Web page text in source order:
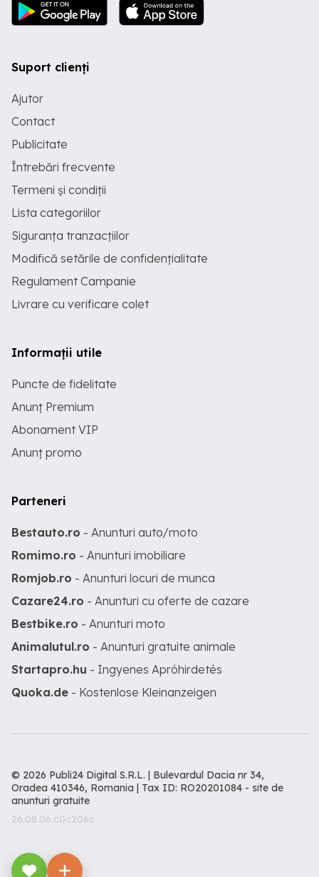
Suport clienți
Ajutor
Contact
Publicitate
Întrebări frecvente
Termeni și condiții
Lista categoriilor
Siguranța tranzacțiilor
Modifică setările de confidențialitate
Regulament Campanie
Livrare cu verificare colet
Informații utile
Puncte de fidelitate
Anunț Premium
Abonament VIP
Anunț promo
Parteneri
Bestauto.ro - Anunturi auto/moto
Romimo.ro - Anunturi imobiliare
Romjob.ro - Anunturi locuri de munca
Cazare24.ro - Anunturi cu oferte de cazare
Bestbike.ro - Anunturi moto
Animalutul.ro - Anunturi gratuite animale
Startapro.hu - Ingyenes Apróhirdetés
Quoka.de - Kostenlose Kleinanzeigen
© 2026 Publi24 Digital S.R.L. | Bulevardul Dacia nr 34,
Oradea 410346, Romania | Tax ID: RO20201084 - site de
anunturi gratuite
26.08.06.c0c206c